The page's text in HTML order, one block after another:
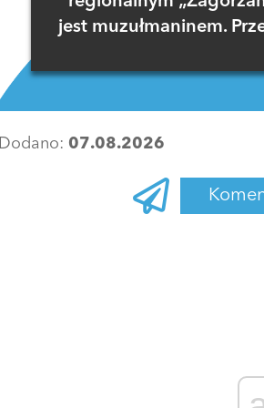
jest muzułmaninem.
Dodano: 07.08.2026